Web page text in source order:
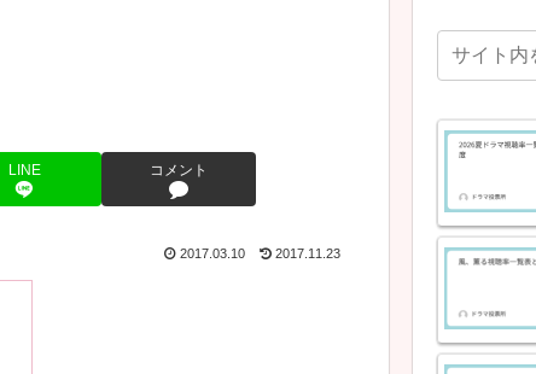
LINE コメント
2017.03.10 2017.11.23